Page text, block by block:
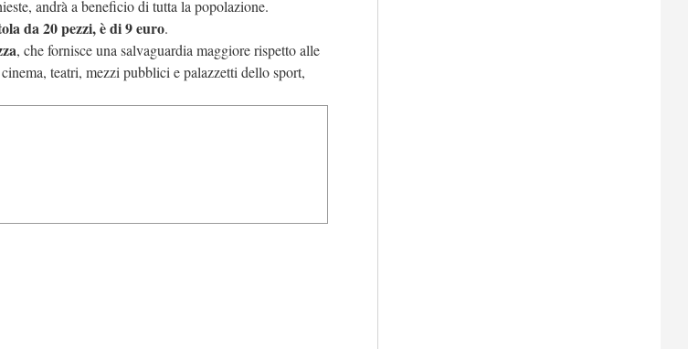
andrà a beneficio di tutta la popolazione.
da 20 pezzi, è di 9 euro.
, che fornisce una salvaguardia maggiore rispetto alle
teatri, mezzi pubblici e palazzetti dello sport,